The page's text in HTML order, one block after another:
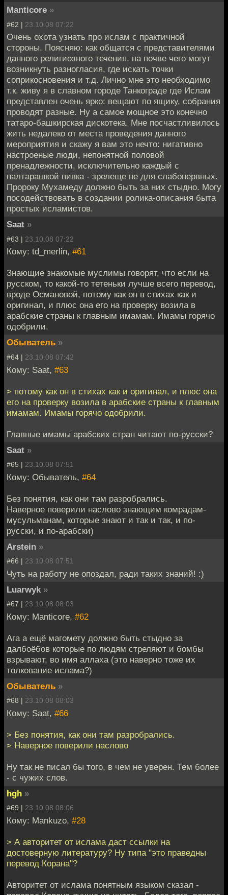
Manticore »
#62 | 23.10.08 07:22
Очень охота узнать про ислам с практичной
стороны. Поясняю: как общатся с представителями
данного религиозного течения, на почве чего могут
возникнуть разногласия, где искать точки
соприкосновения и т.д. Лично мне это необходимо
т.к. живу я в славном городе Танкограде где Ислам
представлен очень ярко: вещают по ящику, собрания
проводят разные. Ну а самое мощное это конечно
татаро-башкирская дискотека. Мне посчастливилось
жить недалеко от места проведения данного
мероприятия и скажу я вам это нечто: нигативно
настроеные люди, непонятной половой
пренадлежности, исключительно каждый с
палтарашкой пивка - зрелеще не для слабонервных.
Пророку Мухамеду должно быть за них стыдно. Могу
посодействовать в создании ролика-описания быта
простых исламистов.
Saat »
#63 | 23.10.08 07:22
Кому: td_merlin, #61
Знающие знакомые муслимы говорят, что если на
русском, то какой-то тетеньки лучше всего перевод,
вроде Османовой, потому как он в стихах как и
оригинал, и плюс она его на проверку возила в
арабские страны к главным имамам. Имамы горячо
одобрили.
Обыватель »
#64 | 23.10.08 07:42
Кому: Saat, #63
> потому как он в стихах как и оригинал, и плюс она
его на проверку возила в арабские страны к главным
имамам. Имамы горячо одобрили.
Главные имамы арабских стран читают по-русски?
Saat »
#65 | 23.10.08 07:51
Кому: Обыватель, #64
Без понятия, как они там разробрались.
Наверное поверили наслово знающим комрадам-
мусульманам, которые знают и так и так, и по-
русски, и по-арабски)
Arstein »
#66 | 23.10.08 07:51
Чуть на работу не опоздал, ради таких знаний! :)
Luarwyk »
#67 | 23.10.08 08:03
Кому: Manticore, #62
Ага а ещё магомету должно быть стыдно за
далбоёбов которые по людям стреляют и бомбы
взрывают, во имя аллаха (это наверно тоже их
толкование ислама?)
Обыватель »
#68 | 23.10.08 08:03
Кому: Saat, #66
> Без понятия, как они там разробрались.
> Наверное поверили наслово
Ну так не писал бы того, в чем не уверен. Тем более
- с чужих слов.
hgh »
#69 | 23.10.08 08:06
Кому: Mankuzo, #28
> А авторитет от ислама даст ссылки на
достоверную литературу? Ну типа "это праведны
перевод Корана"?
Авторитет от ислама понятным языком сказал -